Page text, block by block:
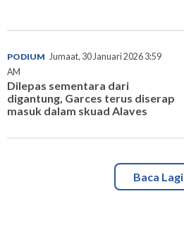
PODIUM Jumaat, 30 Januari 2026 3:59
AM
Dilepas sementara dari
digantung, Garces terus diserap
masuk dalam skuad Alaves
Baca Lagi